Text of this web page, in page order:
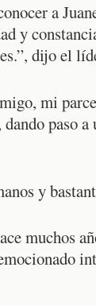
a
y
dijo el
mi
dando paso
y
muchos